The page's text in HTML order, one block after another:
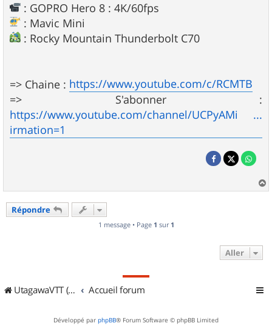
: GOPRO Hero 8 : 4K/60fps
: Mavic Mini
: Rocky Mountain Thunderbolt C70
=> Chaine : https://www.youtube.com/c/RCMTB
=> S'abonner :
https://www.youtube.com/channel/UCPyAMi ...
irmation=1
a
Répondre
1 message • Page 1 sur 1
Aller
UtagawaVTT (Randos VTT et VTTAE avec traces GPS) Accueil forum
Développé par phpBB® Forum Software © phpBB Limited